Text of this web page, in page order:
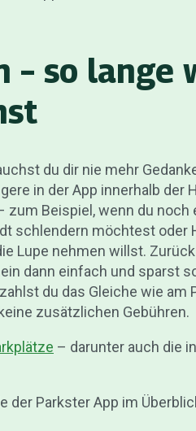
– so lange
du dir nie mehr
in der App innerhalb
zum Beispiel, wenn du
schlendern möchtest oder
Lupe nehmen willst.
dann einfach und sparst
du das Gleiche wie am
zusätzlichen Gebühren.
– darunter auch die
der Parkster App im